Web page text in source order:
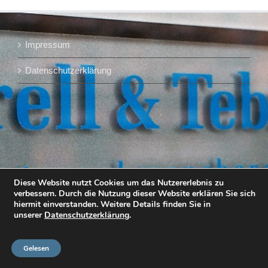
Impressum
Datenschutzerklärung
Diese Website nutzt Cookies um das Nutzererlebnis zu
verbessern. Durch die Nutzung dieser Website erklären Sie sich
hiermit einverstanden. Weitere Details finden Sie in
unserer Datenschutzerklärung.
Gelesen